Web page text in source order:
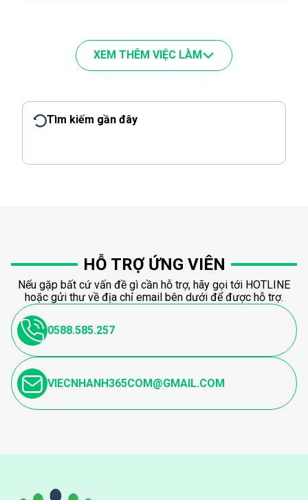
XEM THÊM VIỆC LÀM
Tìm kiếm gần đây
HỖ TRỢ ỨNG VIÊN
Nếu gặp bất cứ vấn đề gì cần hỗ trợ, hãy gọi tới HOTLINE
hoặc gửi thư về địa chỉ email bên dưới để được hỗ trợ.
0588.585.257
VIECNHANH365COM@GMAIL.COM